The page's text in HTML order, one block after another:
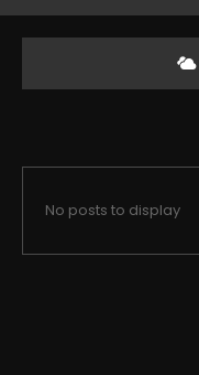
No posts to display